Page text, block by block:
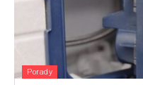
Porady